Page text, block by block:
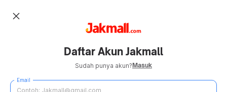
close
Daftar Akun Jakmall
Sudah punya akun?Masuk
Email